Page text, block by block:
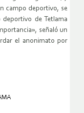
campo deportivo, se
de Tetlama
señaló un
el anonimato por